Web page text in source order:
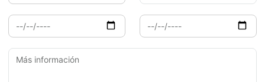
Email*